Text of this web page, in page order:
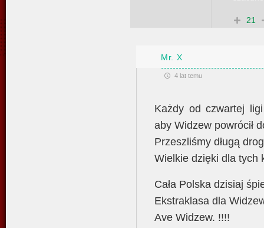
21
Mr. X
4 lat temu
Każdy od czwartej ligi
aby Widzew powrócił
Przeszliśmy długą
Wielkie dzięki dla tych
Cała Polska dzisiaj
Ekstraklasa dla
Ave Widzew. !!!!